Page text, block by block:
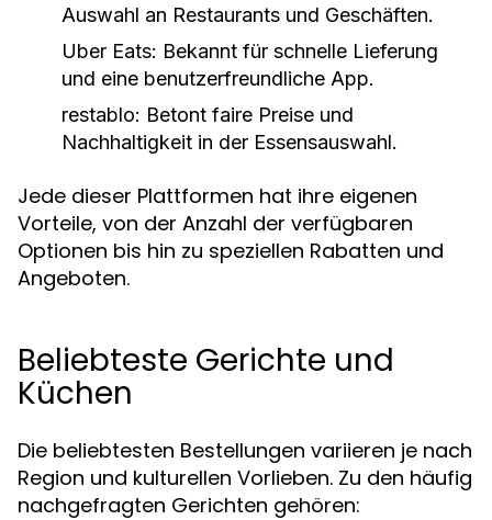
Auswahl an Restaurants und Geschäften.
Uber Eats: Bekannt für schnelle Lieferung
und eine benutzerfreundliche App.
restablo: Betont faire Preise und
Nachhaltigkeit in der Essensauswahl.
Jede dieser Plattformen hat ihre eigenen
Vorteile, von der Anzahl der verfügbaren
Optionen bis hin zu speziellen Rabatten und
Angeboten.
Beliebteste Gerichte und
Küchen
Die beliebtesten Bestellungen variieren je nach
Region und kulturellen Vorlieben. Zu den häufig
nachgefragten Gerichten gehören: